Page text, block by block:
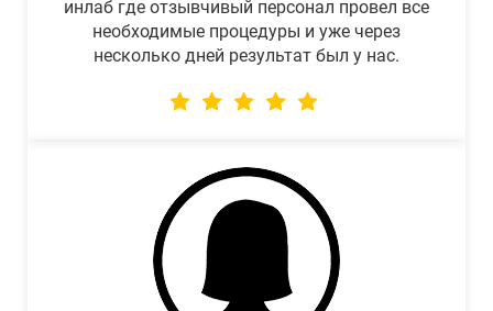
инлаб где отзывчивый персонал провел все
необходимые процедуры и уже через
несколько дней результат был у нас.